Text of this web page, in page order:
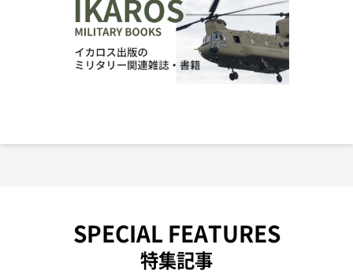
SPECIAL FEATURES
特集記事